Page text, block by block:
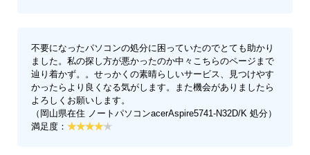
不要になったパソコンの処分に困っていたのでとても助かり
ました。私の探し方が悪かったのか中々こちらのページまで
辿り着かず。。せっかくの素晴らしいサービス、見つけやす
かったらより良くなる気がします。また機会がありましたら
よろしくお願いします。
（岡山県在住 ノートパソコンacerAspire5741-N32D/K 処分）
満足度：